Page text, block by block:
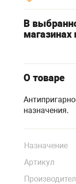
В
магазинах
О товаре
назначения.
Назначение
Артикул